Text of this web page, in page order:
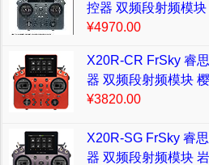
控器 双频段射频模
¥4970.00
X20R-CR FrSky 睿
器 双频段射频模块
¥3820.00
X20R-SG FrSky 睿
器 双频段射频模块